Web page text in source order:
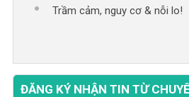
Trầm cảm, nguy cơ & nỗi lo!
ĐĂNG KÝ NHẬN TIN TỪ